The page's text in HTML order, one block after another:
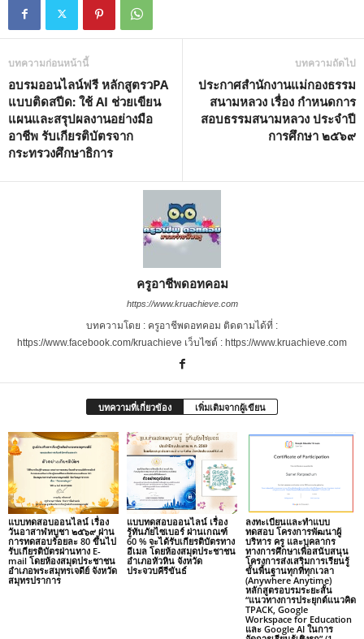
บทความก่อนหน้านี้
อบรมออนไลน์ฟรี หลักสูตรวPA
แบบติดสปีด: ใช้ AI ช่วยเขียน
แผนและสรุปผลงานอย่างมือ
อาชีพ รับเกียรติบัตรจาก
กระทรวงศึกษาธิการ
บทความถัดไป
ประกาศสำนักงานแม่กองธรรม
สนามหลวง เรื่อง กำหนดการ
สอบธรรมสนามหลวง ประจำปี
การศึกษา ๒๕๖๙
ครูอาชีพดอทคอม
https://www.kruachieve.com
บทความโดย : ครูอาชีพดอทคอม ติดตามได้ที่ :
https://www.facebook.com/kruachieve เว็บไซต์ : https://www.kruachieve.com
บทความที่เกี่ยวข้อง เพิ่มเติมจากผู้เขียน
แบบทดสอบออนไลน์ เรื่อง
วันอาสาฬหบูชา ๒๕๖๙ ผ่าน
การทดสอบร้อยละ 80 ขึ้นไป
รับเกียรติบัตรผ่านทาง E-
mail โดยห้องสมุดประชาชน
อำเภอพระสมุทรเจดีย์ จังหวัด
สมุทรปราการ
แบบทดสอบออนไลน์ เรื่อง
รู้ทันภัยไซเบอร์ ผ่านเกณฑ์
60 % จะได้รับเกียรติบัตรทาง
อีเมล โดยห้องสมุดประชาชน
อำเภอหัวหิน จังหวัด
ประจวบคีรีขันธ์
ลงทะเบียนและทำแบบ
ทดสอบ โครงการพัฒนาผู้
บริหาร ครู และบุคลากร
ทางการศึกษาเพื่อสนับสนุน
โครงการส่งเสริมการเรียนรู้
ขั้นพื้นฐานทุกที่ทุกเวลา
(Anywhere Anytime)
หลักสูตรอบรมระยะสั้น
“แนวทางการประยุกต์แนวคิด
TPACK, Google
Workspace for Education
และ Google AI ในการ